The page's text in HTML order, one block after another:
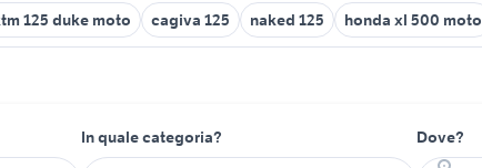
125 duke moto cagiva 125 naked 125 honda xl 500 moto
In quale categoria? Dove?